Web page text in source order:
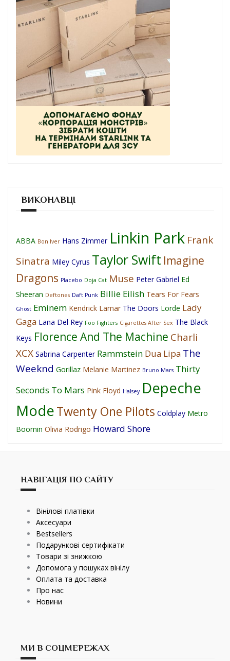
ВИКОНАВЦІ
ABBA Bon Iver Hans Zimmer Linkin Park Frank
Sinatra Miley Cyrus Taylor Swift Imagine
Dragons Placebo Doja Cat Muse Peter Gabriel Ed
Sheeran Deftones Daft Punk Billie Eilish Tears For Fears
Ghost Eminem Kendrick Lamar The Doors Lorde Lady
Gaga Lana Del Rey Foo Fighters Cigarettes After Sex The Black
Keys Florence And The Machine Charli
XCX Sabrina Carpenter Rammstein Dua Lipa The
Weeknd Gorillaz Melanie Martinez Bruno Mars Thirty
Seconds To Mars Pink Floyd Halsey Depeche
ModeTwenty One Pilots Coldplay Metro
Boomin Olivia Rodrigo Howard Shore
НАВІГАЦІЯ ПО САЙТУ
Вінілові платівки
Аксесуари
Bestsellers
Подарункові сертифікати
Товари зі знижкою
Допомога у пошуках вінілу
Оплата та доставка
Про нас
Новини
МИ В СОЦМЕРЕЖАХ